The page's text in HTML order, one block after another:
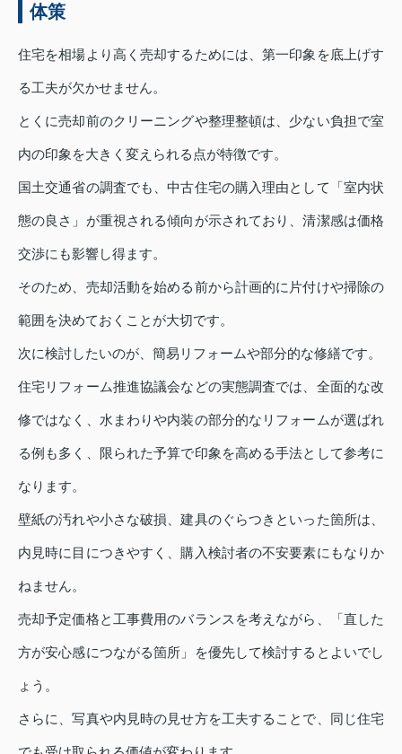
体策
住宅を相場より高く売却するためには、第一印象を底上げす
る工夫が欠かせません。
とくに売却前のクリーニングや整理整頓は、少ない負担で室
内の印象を大きく変えられる点が特徴です。
国土交通省の調査でも、中古住宅の購入理由として「室内状
態の良さ」が重視される傾向が示されており、清潔感は価格
交渉にも影響し得ます。
そのため、売却活動を始める前から計画的に片付けや掃除の
範囲を決めておくことが大切です。
次に検討したいのが、簡易リフォームや部分的な修繕です。
住宅リフォーム推進協議会などの実態調査では、全面的な改
修ではなく、水まわりや内装の部分的なリフォームが選ばれ
る例も多く、限られた予算で印象を高める手法として参考に
なります。
壁紙の汚れや小さな破損、建具のぐらつきといった箇所は、
内見時に目につきやすく、購入検討者の不安要素にもなりか
ねません。
売却予定価格と工事費用のバランスを考えながら、「直した
方が安心感につながる箇所」を優先して検討するとよいでし
ょう。
さらに、写真や内見時の見せ方を工夫することで、同じ住宅